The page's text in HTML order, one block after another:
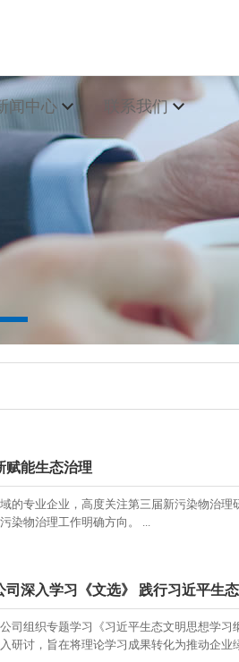
闻中心
最新新闻>>
联系我们
赋能生态治理​
的专业企业，高度关注第三届新污染物治
染物治理工作明确方向。 ​ ...
司深入学习《文选》 践行习近平生
司组织专题学习《习近平生态文明思想学
研讨，旨在将理论学习成果转化为推动企业